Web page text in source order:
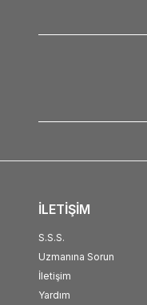
İLETİŞİM
S.S.S.
Uzmanına Sorun
İletişim
Yardım